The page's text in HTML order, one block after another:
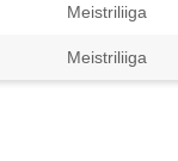
Meistriliiga
Meistriliiga